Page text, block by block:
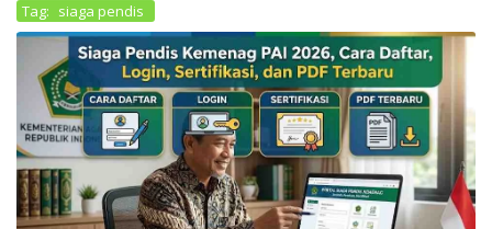
Tag: siaga pendis